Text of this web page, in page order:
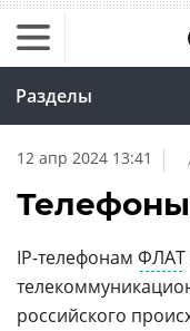
Разделы
12 апр 2024 13:41 |
IP-телефонам ФЛАТ
российского